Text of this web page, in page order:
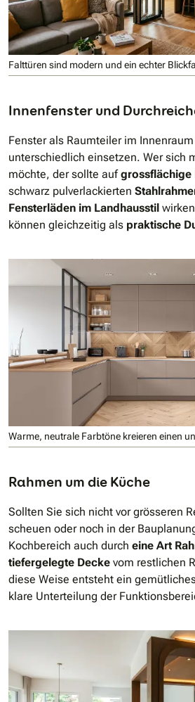
Falttüren sind modern und ein echter
Innenfenster und
Fenster als Raumteiler im
unterschiedlich einsetzen. Wer sich
möchte, der sollte aufgrossflächige
schwarz pulverlackierten
Fensterläden im Landhausstil
können gleichzeitig als praktische
Warme, neutrale Farbtöne kreieren einen
Rahmen um die Küche
Sollten Sie sich nicht vor grösseren
scheuen oder noch in der
Kochbereich auch durch eine Art
tiefergelegte Decke vom restlichen
diese Weise entsteht ein
klare Unterteilung der